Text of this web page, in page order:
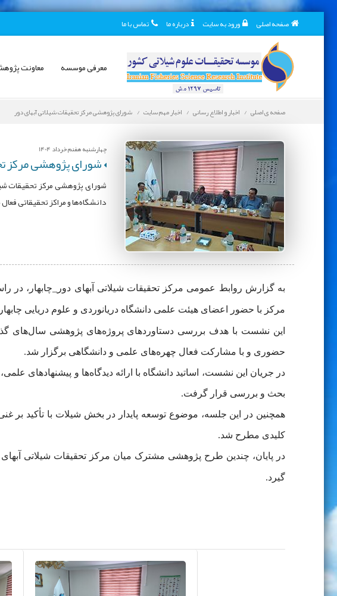
صفحه اصلی ورود به سایت درباره ما تماس با ما
معرفی موسسه معاونت
صفحه ی اصلی اخبار و اطلاع رسانی اخبار مهم سایت شورای پژوهشی مرکز تحقیقات شیلاتی آبهای دور
چهارشنبه هفنم خرداد 1404
شورای پژوهشی مرکز
شورای پژوهشی مرکز تحقیقات
دانشگاه‌ها و مراکز تحقیقاتی
به گزارش روابط عمومی مرکز تحقیقات شیلاتی آبهای دور_چابهار،
مرکز با حضور اعضای هیئت علمی دانشگاه دریانوردی و علوم دریایی
این نشست با هدف بررسی دستاوردهای پروژه‌های پژوهشی سال‌های
حضوری و با مشارکت فعال چهره‌های علمی و دانشگاهی برگزار شد.
در جریان این نشست، اساتید دانشگاه با ارائه دیدگاه‌ها و پیشنهادهای
بحث و بررسی قرار گرفت.
همچنین در این جلسه، موضوع توسعه پایدار در بخش شیلات با تأکید
کلیدی مطرح شد.
در پایان، چندین طرح پژوهشی مشترک میان مرکز تحقیقات شیلاتی
گیرد.